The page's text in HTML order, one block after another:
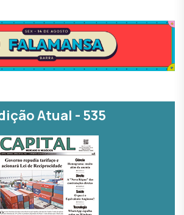
Atual - 535